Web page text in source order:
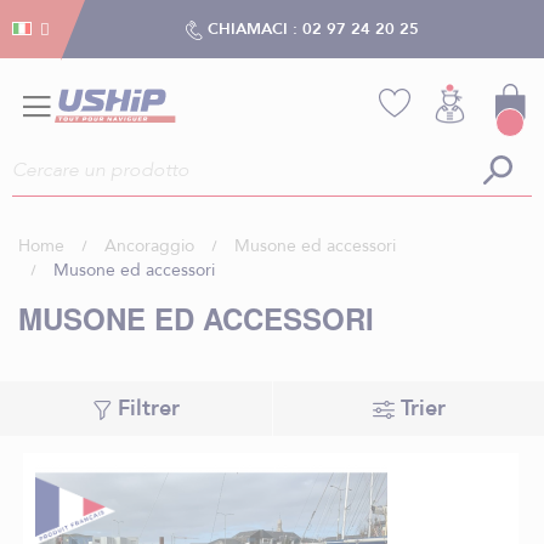
CHIAMACI : 02 97 24 20 25
Home Ancoraggio
Musone ed accessori
Musone ed accessori
MUSONE ED ACCESSORI
Filtrer Trier
Gestion dei cookies
Gestion dei cookies